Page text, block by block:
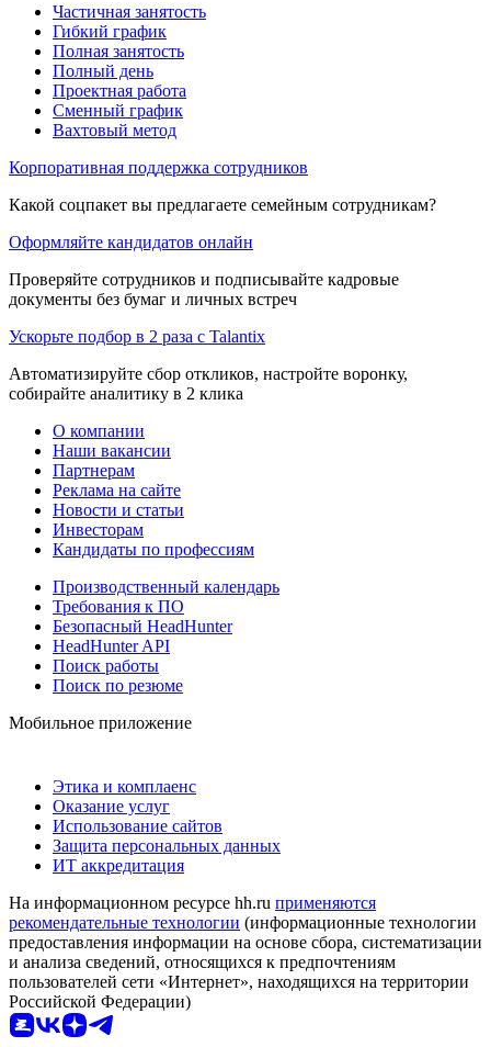
Частичная занятость
Гибкий график
Полная занятость
Полный день
Проектная работа
Сменный график
Вахтовый метод
Корпоративная поддержка сотрудников
Какой соцпакет вы предлагаете семейным сотрудникам?
Оформляйте кандидатов онлайн
Проверяйте сотрудников и подписывайте кадровые
документы без бумаг и личных встреч
Ускорьте подбор в 2 раза с Talantix
Автоматизируйте сбор откликов, настройте воронку,
собирайте аналитику в 2 клика
О компании
Наши вакансии
Партнерам
Реклама на сайте
Новости и статьи
Инвесторам
Кандидаты по профессиям
Производственный календарь
Требования к ПО
Безопасный HeadHunter
HeadHunter API
Поиск работы
Поиск по резюме
Мобильное приложение
Этика и комплаенс
Оказание услуг
Использование сайтов
Защита персональных данных
ИТ аккредитация
На информационном ресурсе hh.ru применяются
рекомендательные технологии (информационные технологии
предоставления информации на основе сбора, систематизации
и анализа сведений, относящихся к предпочтениям
пользователей сети «Интернет», находящихся на территории
Российской Федерации)